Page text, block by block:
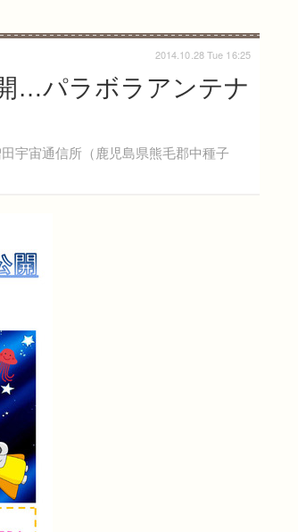
…パラボラアンテナ
宇宙通信所（鹿児島県熊毛郡中種子
2014.10.28 Tue 16:25